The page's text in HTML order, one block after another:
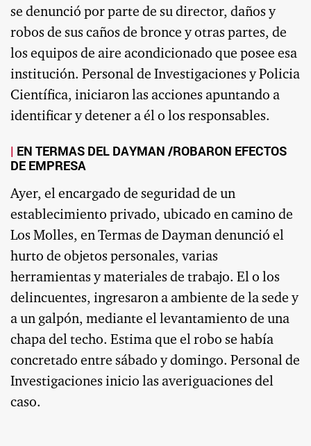
se denunció por parte de su director, daños y
robos de sus caños de bronce y otras partes, de
los equipos de aire acondicionado que posee esa
institución. Personal de Investigaciones y Policia
Científica, iniciaron las acciones apuntando a
identificar y detener a él o los responsables.
EN TERMAS DEL DAYMAN /ROBARON EFECTOS
DE EMPRESA
Ayer, el encargado de seguridad de un
establecimiento privado, ubicado en camino de
Los Molles, en Termas de Dayman denunció el
hurto de objetos personales, varias
herramientas y materiales de trabajo. El o los
delincuentes, ingresaron a ambiente de la sede y
a un galpón, mediante el levantamiento de una
chapa del techo. Estima que el robo se había
concretado entre sábado y domingo. Personal de
Investigaciones inicio las averiguaciones del
caso.